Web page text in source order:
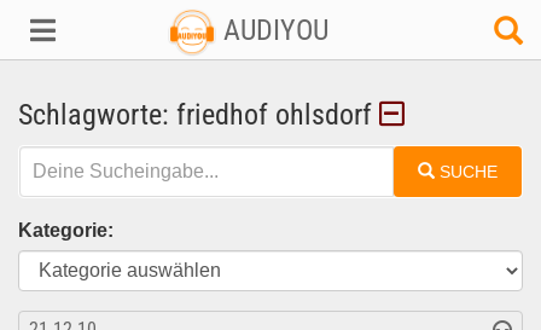
AUDIYOU
Schlagworte: friedhof ohlsdorf
SUCHE
Kategorie: